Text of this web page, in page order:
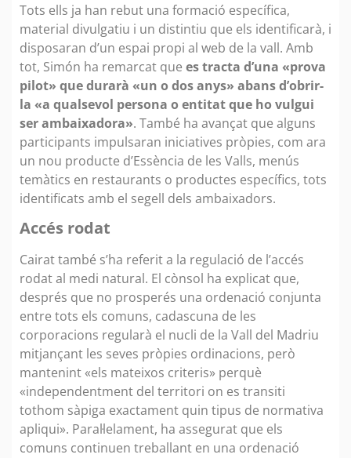
Tots ells ja han rebut una formació específica,
material divulgatiu i un distintiu que els identificarà, i
disposaran d’un espai propi al web de la vall. Amb
tot, Simón ha remarcat que es tracta d’una «prova
pilot» que durarà «un o dos anys» abans d’obrir-
la «a qualsevol persona o entitat que ho vulgui
ser ambaixadora». També ha avançat que alguns
participants impulsaran iniciatives pròpies, com ara
un nou producte d’Essència de les Valls, menús
temàtics en restaurants o productes específics, tots
identificats amb el segell dels ambaixadors.
Accés rodat
Cairat també s’ha referit a la regulació de l’accés
rodat al medi natural. El cònsol ha explicat que,
després que no prosperés una ordenació conjunta
entre tots els comuns, cadascuna de les
corporacions regularà el nucli de la Vall del Madriu
mitjançant les seves pròpies ordinacions, però
mantenint «els mateixos criteris» perquè
«independentment del territori on es transiti
tothom sàpiga exactament quin tipus de normativa
apliqui». Paral·lelament, ha assegurat que els
comuns continuen treballant en una ordenació